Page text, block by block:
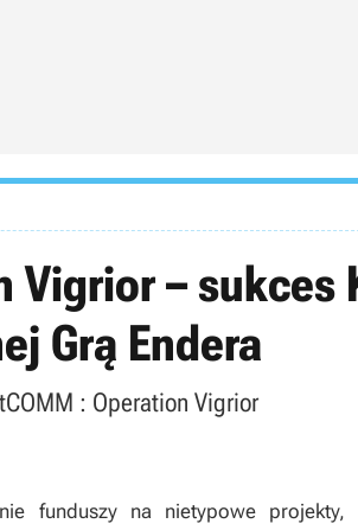
Vigrior –
Grą Endera
: Operation Vigrior
funduszy na nietypowe projekty,